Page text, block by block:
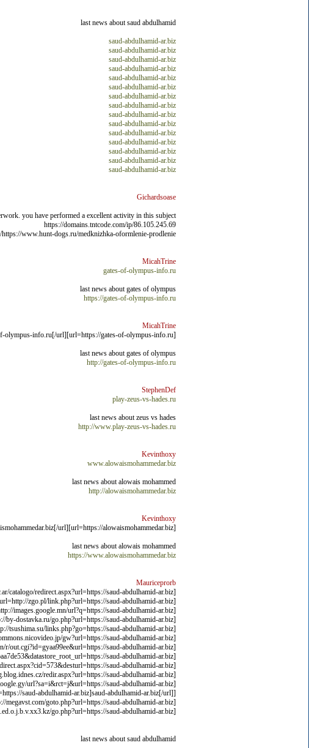
last news about saud abdulhamid
saud-abdulhamid-ar.biz
saud-abdulhamid-ar.biz
saud-abdulhamid-ar.biz
saud-abdulhamid-ar.biz
saud-abdulhamid-ar.biz
saud-abdulhamid-ar.biz
saud-abdulhamid-ar.biz
saud-abdulhamid-ar.biz
saud-abdulhamid-ar.biz
saud-abdulhamid-ar.biz
saud-abdulhamid-ar.biz
saud-abdulhamid-ar.biz
saud-abdulhamid-ar.biz
saud-abdulhamid-ar.biz
saud-abdulhamid-ar.biz
Gichardsoase
you have performed a excellent activity in this subject!
https://domains.tntcode.com/ip/86.105.245.69
https://www.hunt-dogs.ru/medknizhka-oformlenie-prodlenie/
MicahTrine
gates-of-olympus-info.ru
last news about gates of olympus
https://gates-of-olympus-info.ru
MicahTrine
[url=https://gates-of-olympus-info.ru]http://gates-of-olympus-info.ru[/url]
last news about gates of olympus
http://gates-of-olympus-info.ru
StephenDef
play-zeus-vs-hades.ru
last news about zeus vs hades
http://www.play-zeus-vs-hades.ru
Kevinthoxy
www.alowaismohammedar.biz
last news about alowais mohammed
http://alowaismohammedar.biz
Kevinthoxy
[url=https://alowaismohammedar.biz]http://www.alowaismohammedar.biz[/url]
last news about alowais mohammed
https://www.alowaismohammedar.biz
Mauriceprorb
[url=https://catalogos.conae.gov.ar/catalogo/redirect.aspx?url=https://saud-abdulhamid-ar.biz]saud-abdulhamid-ar.biz[/url]
[url=http://zgo.pl/link.php?url=https://saud-abdulhamid-ar.biz]saud-abdulhamid-ar.biz[/url]
[url=http://images.google.mn/url?q=https://saud-abdulhamid-ar.biz]saud-abdulhamid-ar.biz[/url]
[url=http://by-dostavka.ru/go.php?url=https://saud-abdulhamid-ar.biz]saud-abdulhamid-ar.biz[/url]
[url=http://tsushima.su/links.php?go=https://saud-abdulhamid-ar.biz]saud-abdulhamid-ar.biz[/url]
[url=https://commons.nicovideo.jp/gw?url=https://saud-abdulhamid-ar.biz]saud-abdulhamid-ar.biz[/url]
[url=http://jpnavi.com/hen/r/out.cgi?id=gyaa99ee&url=https://saud-abdulhamid-ar.biz]saud-abdulhamid-ar.biz[/url]
[url=https://dados.ibict.br/pt_PT/api/1/util/snippet/api_info.html?resource_id=2ace6719-6b73-4285-b349-49dbbaa7de53&datastore_root_url=https://saud-abdulhamid-ar.biz]saud-abdulhamid-ar.biz[/url]
[url=https://memberservices.membee.com/feeds//login/redirect.aspx?cid=573&desturl=https://saud-abdulhamid-ar.biz]saud-abdulhamid-ar.biz[/url]
[url=https://duelblog.blog.idnes.cz/redir.aspx?url=https://saud-abdulhamid-ar.biz]saud-abdulhamid-ar.biz[/url]
[url=https://maps.google.gy/url?sa=i&rct=j&url=https://saud-abdulhamid-ar.biz]saud-abdulhamid-ar.biz[/url]
[url=http://elias.ztonline.ch/?a%5B%5D=
saud-abdulhamid-ar.biz]saud-abdulhamid-ar.biz[/url]
[url=http://megavst.com/goto.php?url=https://saud-abdulhamid-ar.biz]saud-abdulhamid-ar.biz[/url]
[url=http://nrel.a.t.ed.o.j.b.v.xx3.kz/go.php?url=https://saud-abdulhamid-ar.biz]saud-abdulhamid-ar.biz[/url]
last news about saud abdulhamid